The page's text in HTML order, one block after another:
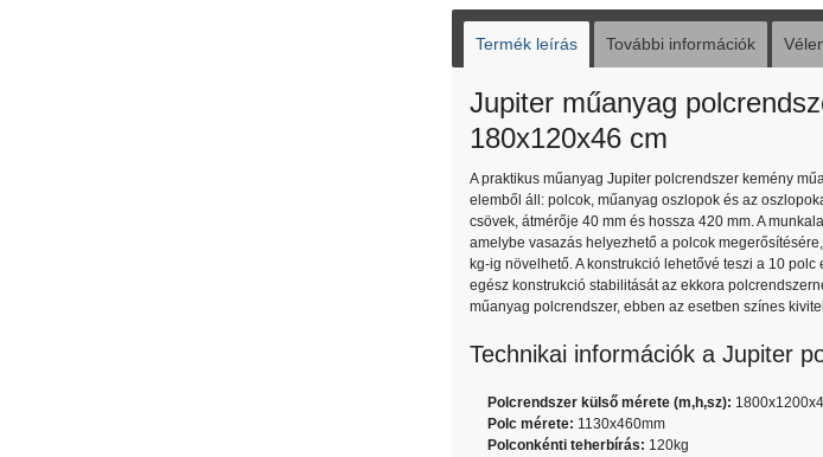
Termék leírás További információk
Jupiter műanyag
180x120x46 cm
A praktikus műanyag Jupiter polcrendszer kemény
elemből áll: polcok, műanyag oszlopok és az
csövek, átmérője 40 mm és hossza 420 mm. A
amelybe vasazás helyezhető a polcok
kg-ig növelhető. A konstrukció lehetővé teszi a 10
egész konstrukció stabilitását az ekkora
műanyag polcrendszer, ebben az esetben színes
Technikai információk a Jupiter
Polcrendszer külső mérete (m,h,sz):
Polc mérete: 1130x460mm
Polconkénti teherbírás: 120kg